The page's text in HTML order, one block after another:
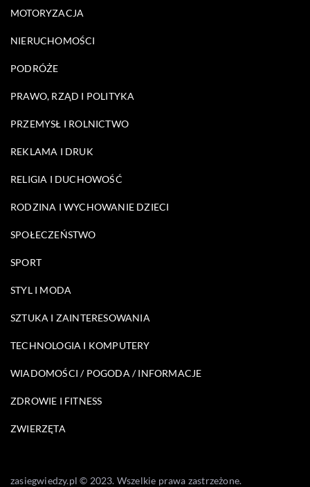
MOTORYZACJA
NIERUCHOMOŚCI
PODRÓŻE
PRAWO, RZĄD I POLITYKA
PRZEMYSŁ I ROLNICTWO
REKLAMA I DRUK
RELIGIA I DUCHOWOŚĆ
RODZINA I WYCHOWANIE DZIECI
SPOŁECZEŃSTWO
SPORT
STYL I MODA
SZTUKA I ZAINTERESOWANIA
TECHNOLOGIA I KOMPUTERY
WIADOMOŚCI / POGODA / INFORMACJE
ZDROWIE I FITNESS
ZWIERZĘTA
zasiegwiedzy.pl © 2023. Wszelkie prawa zastrzeżone.